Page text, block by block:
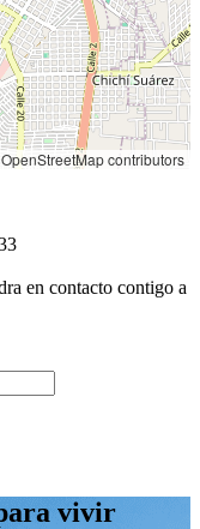
contributors
en contacto contigo a
vivir